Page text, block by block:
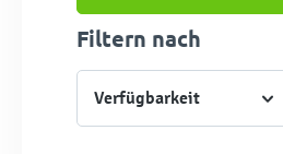
Filtern nach
Verfügbarkeit